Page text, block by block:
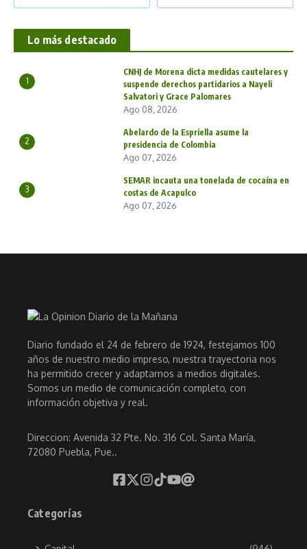
Lo más destacado
1
CNHJ de Morena dicta medidas cautelares y
suspende derechos partidarios a Nayeli
Salvatori y Grace Palomares
Ago 08, 2026
2
Abelardo de la Espriella asume la
presidencia de Colombia
Ago 07, 2026
3
SEMAR incauta una tonelada de cocaína en
costas de Acapulco
Ago 07, 2026
Diario fundado el 24 de febrero de 1924, festejamos 100
años de nuestro medio impreso, nuestra trayectoria nos
ha permitido crecer y adaptarnos a medios digitales.
Somos un medio de comunicación completo, con
información objetiva y real.
Direccion: Avenida 32 Pte. No. 316 Col. Santa María,
72080 Puebla, Pue..
Categorías